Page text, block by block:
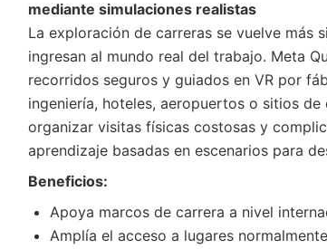
mediante simulaciones realistas
La exploración de carreras se vuelve más
ingresan al mundo real del trabajo. Meta
recorridos seguros y guiados en VR por
ingeniería, hoteles, aeropuertos o sitios
organizar visitas físicas costosas y
aprendizaje basadas en escenarios para
Beneficios:
Apoya marcos de carrera a nivel
Amplía el acceso a lugares